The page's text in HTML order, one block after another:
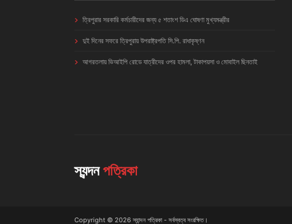
ত্রিপুরার সরকারি কর্মচারীদের জন্য ৫ শতাংশ ডিএ ঘোষণা মুখ্যমন্ত্রীর
দুই দিনের সফরে ত্রিপুরায় উপরাষ্ট্রপতি সি.পি. রাধাকৃষ্ণন
আগরতলায় ভিআইপি রোডে যাত্রীদের ওপর হামলা, টাকাপয়সা ও মোবাইল ছিনতাই
স্যন্দনপত্রিকা
Copyright © 2026 স্যান্দন পত্রিকা - সর্বস্বত্ব সংরক্ষিত।